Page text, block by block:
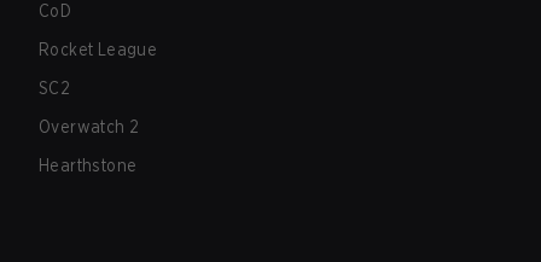
CoD
Rocket League
SC2
Overwatch 2
Hearthstone